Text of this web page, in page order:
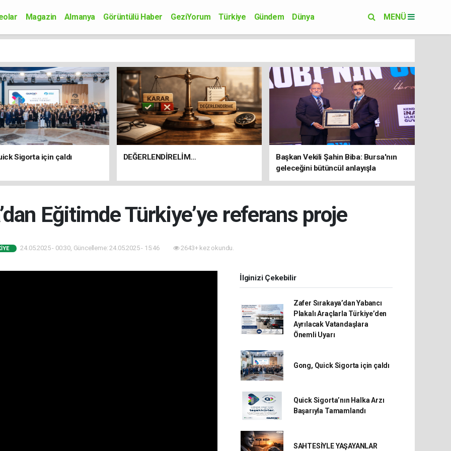
Magazin Almanya Görüntülü Haber GeziYorum Türkiye Gündem
Dünya
MENÜ
Sigorta için çaldı DEĞERLENDİRELİM…
Başkan Vekili Şahin Biba: Bursa'nın
geleceğini bütüncül anlayışla
planlıyoruz
Eğitimde Türkiye’ye referans proje
24.05.2025 - 00:30, Güncelleme: 24.05.2025 - 15:46 2643+ kez okundu.
İlginizi Çekebilir
Zafer Sırakaya’dan Yabancı
Plakalı Araçlarla Türkiye’den
Ayrılacak Vatandaşlara
Önemli Uyarı
Gong, Quick Sigorta için çaldı
Quick Sigorta’nın Halka Arzı
Başarıyla Tamamlandı
SAHTESİYLE YAŞAYANLAR